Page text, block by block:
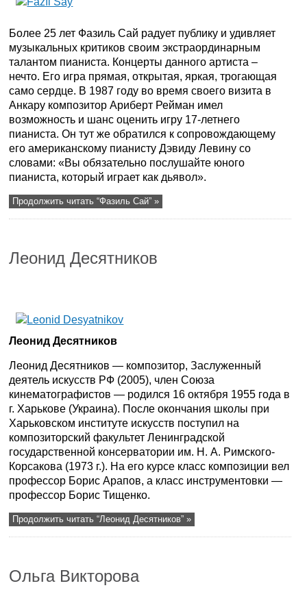
Более 25 лет Фазиль Сай радует публику и удивляет
музыкальных критиков своим экстраординарным
талантом пианиста. Концерты данного артиста –
нечто. Его игра прямая, открытая, яркая, трогающая
само сердце. В 1987 году во время своего визита в
Анкару композитор Ариберт Рейман имел
возможность и шанс оценить игру 17-летнего
пианиста. Он тут же обратился к сопровождающему
его американскому пианисту Дэвиду Левину со
словами: «Вы обязательно послушайте юного
пианиста, который играет как дьявол».
Продолжить читать “Фазиль Сай” »
Леонид Десятников
Леонид Десятников
Леонид Десятников — композитор, Заслуженный
деятель искусств РФ (2005), член Союза
кинематографистов — родился 16 октября 1955 года в
г. Харькове (Украина). После окончания школы при
Харьковском институте искусств поступил на
композиторский факультет Ленинградской
государственной консерватории им. Н. А. Римского-
Корсакова (1973 г.). На его курсе класс композиции вел
профессор Борис Арапов, а класс инструментовки —
профессор Борис Тищенко.
Продолжить читать “Леонид Десятников” »
Ольга Викторова